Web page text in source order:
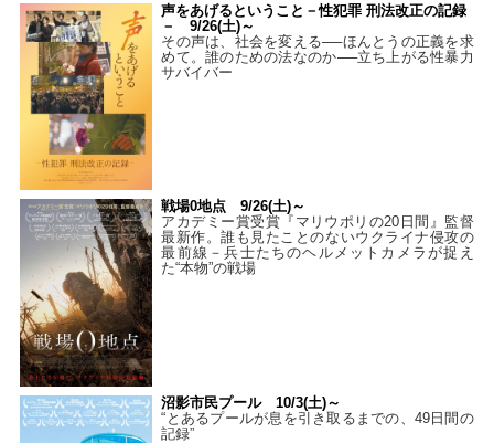
声をあげるということ－性犯罪 刑法改正の記録
－ 9/26(土)～
その声は、社会を変える──ほんとうの正義を求
めて。誰のための法なのか──立ち上がる性暴力
サバイバー
戦場0地点 9/26(土)～
アカデミー賞受賞『マリウポリの20日間』監督
最新作。誰も見たことのないウクライナ侵攻の
最前線－兵士たちのヘルメットカメラが捉え
た“本物”の戦場
沼影市民プール 10/3(土)～
“とあるプールが息を引き取るまでの、49日間の
記録”